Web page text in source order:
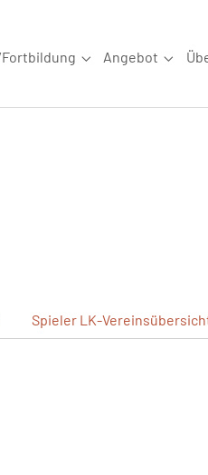
for "Wettkampfsport"
Submenu for
Angebot
Spieler LK-